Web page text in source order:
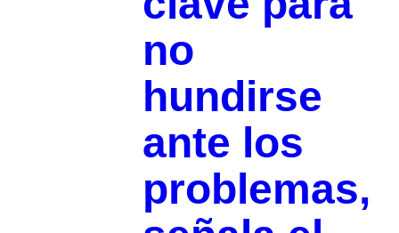
no
hundirse
ante los
problemas,